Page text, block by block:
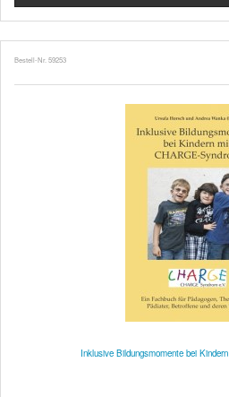
Bestell-Nr. 59253
Inklusive Bildungsmomente bei